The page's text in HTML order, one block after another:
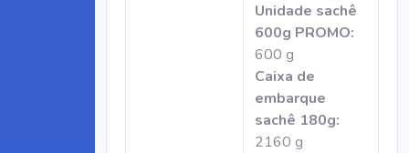
Unidade sachê
600g PROMO:
600 g
Caixa de
embarque
sachê 180g:
2160 g